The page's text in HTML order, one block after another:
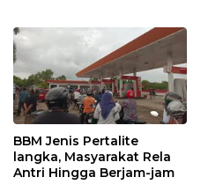
BBM Jenis Pertalite
langka, Masyarakat Rela
Antri Hingga Berjam-jam